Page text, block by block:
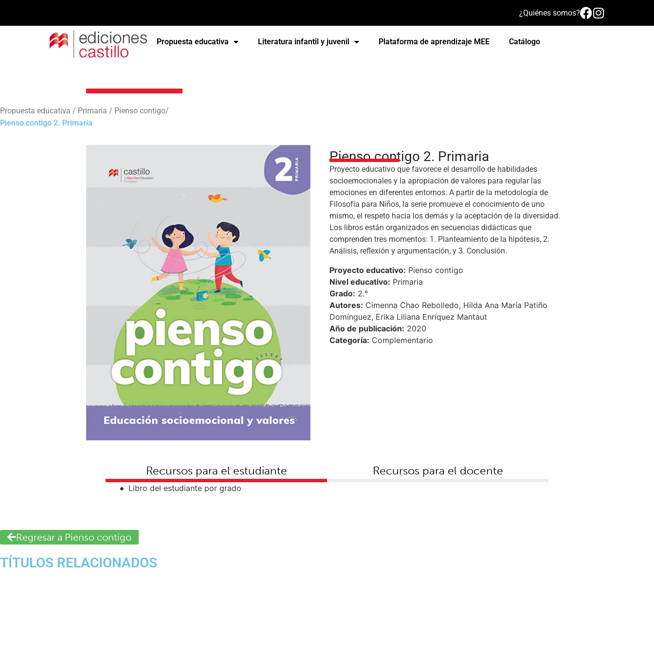
¿Quiénes somos?
Propuesta educativa Literatura infantil y juvenil Plataforma de aprendizaje MEE Catálogo
Pienso contigo 2. Primaria
Propuesta educativa / Primaria / Pienso contigo/
Pienso contigo 2. Primaria
Pienso contigo 2. Primaria
Proyecto educativo que favorece el desarrollo de habilidades
socioemocionales y la apropiación de valores para regular las
emociones en diferentes entornos. A partir de la metodología de
Filosofía para Niños, la serie promueve el conocimiento de uno
mismo, el respeto hacia los demás y la aceptación de la diversidad.
Los libros están organizados en secuencias didácticas que
comprenden tres momentos: 1. Planteamiento de la hipótesis, 2.
Análisis, reflexión y argumentación, y 3. Conclusión.
Proyecto educativo: Pienso contigo
Nivel educativo: Primaria
Grado: 2.°
Autores: Cimenna Chao Rebolledo, Hilda Ana María Patiño
Domínguez, Erika Liliana Enríquez Mantaut
Año de publicación: 2020
Categoría: Complementario
Recursos para el estudiante Recursos para el docente
Libro del estudiante por grado
Regresar a Pienso contigo
TÍTULOS RELACIONADOS